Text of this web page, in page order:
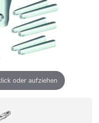
oder aufziehen